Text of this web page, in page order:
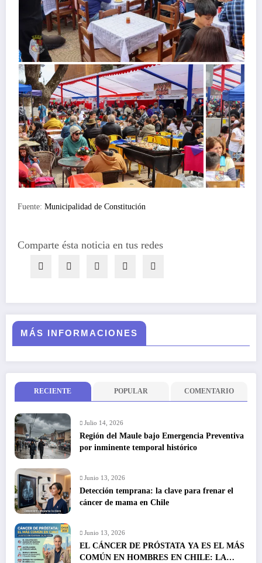
Fuente: Municipalidad de Constitución
Comparte ésta noticia en tus redes
MÁS INFORMACIONES
RECIENTE POPULAR COMENTARIO
Julio 14, 2026
Región del Maule bajo Emergencia Preventiva
por inminente temporal histórico
Junio 13, 2026
Detección temprana: la clave para frenar el
cáncer de mama en Chile
Junio 13, 2026
EL CÁNCER DE PRÓSTATA YA ES EL MÁS
COMÚN EN HOMBRES EN CHILE: LA